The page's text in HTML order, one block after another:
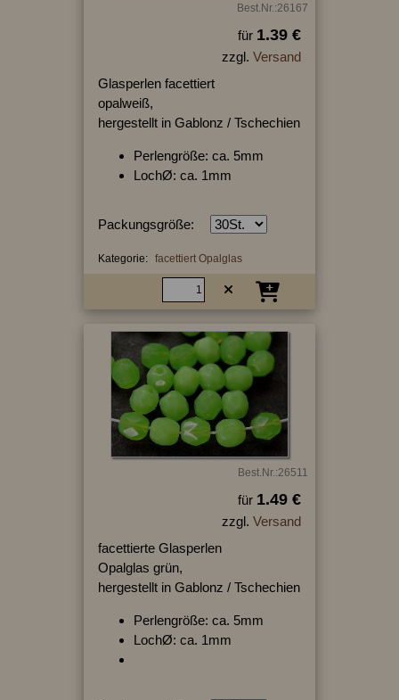
Best.Nr.:26167
für 1.39 €
zzgl. Versand
Glasperlen facettiert
opalweiß,
hergestellt in Gablonz / Tschechien
Perlengröße: ca. 5mm
LochØ: ca. 1mm
Packungsgröße:
Kategorie: facettiert Opalglas
Best.Nr.:26511
für 1.49 €
zzgl. Versand
facettierte Glasperlen
Opalglas grün,
hergestellt in Gablonz / Tschechien
Perlengröße: ca. 5mm
LochØ: ca. 1mm